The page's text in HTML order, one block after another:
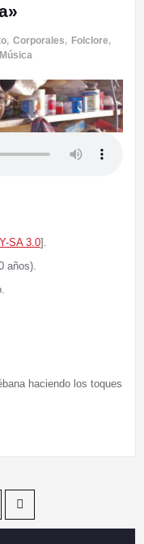
, Corporales, Folclore,
Música
SA 3.0].
años).
haciendo los toques